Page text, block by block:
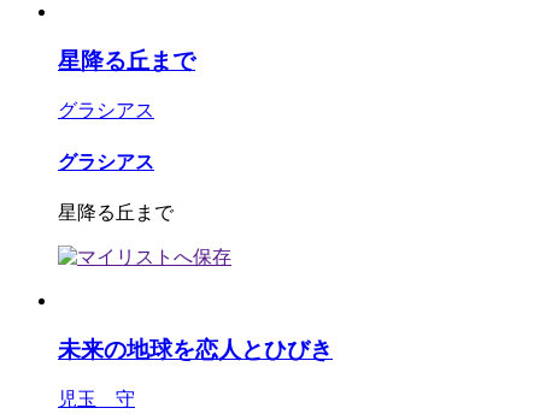
星降る丘まで
グラシアス
グラシアス
星降る丘まで
未来の地球を恋人とひびき
児玉 守